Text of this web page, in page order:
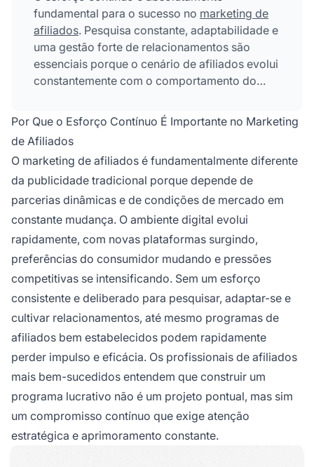
fundamental para o sucesso no marketing de
afiliados. Pesquisa constante, adaptabilidade e
uma gestão forte de relacionamentos são
essenciais porque o cenário de afiliados evolui
constantemente com o comportamento do
competição. Sem otimização consistente e
engajamento com parceiros, os programas
rapidamente ficam obsoletos e perdem
eficácia.
Por Que o Esforço Contínuo É Importante no Marketing
de Afiliados
O marketing de afiliados é fundamentalmente diferente
da publicidade tradicional porque depende de
parcerias dinâmicas e de condições de mercado em
constante mudança. O ambiente digital evolui
rapidamente, com novas plataformas surgindo,
preferências do consumidor mudando e pressões
competitivas se intensificando. Sem um esforço
consistente e deliberado para pesquisar, adaptar-se e
cultivar relacionamentos, até mesmo programas de
afiliados bem estabelecidos podem rapidamente
perder impulso e eficácia. Os profissionais de afiliados
mais bem-sucedidos entendem que construir um
programa lucrativo não é um projeto pontual, mas sim
um compromisso contínuo que exige atenção
estratégica e aprimoramento constante.